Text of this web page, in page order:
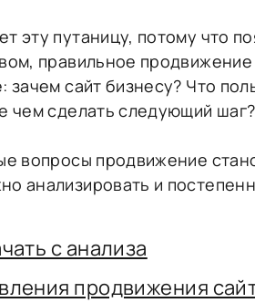
эту путаницу, потому что
правильное продвижение
зачем сайт бизнесу? Что
чем сделать следующий
вопросы продвижение
анализировать и
с анализа
продвижения